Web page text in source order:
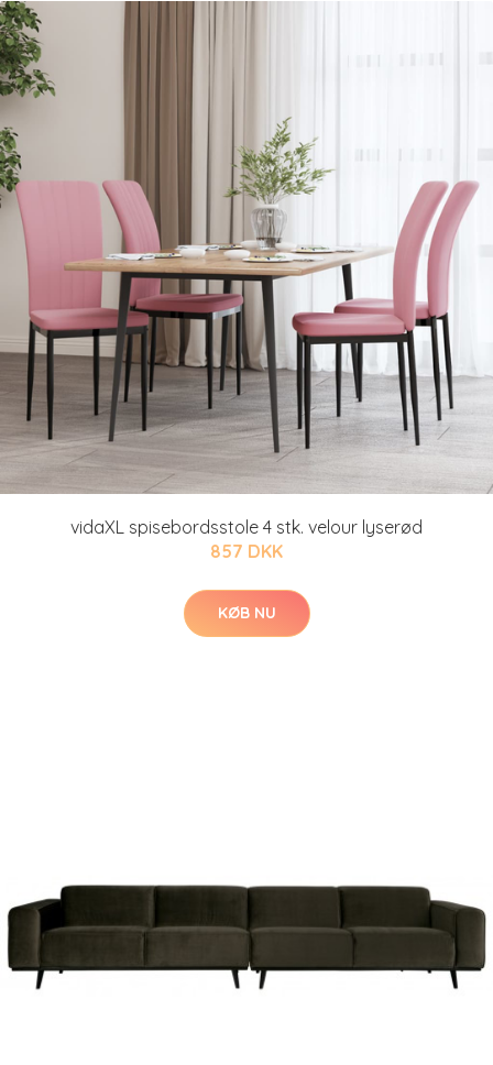
vidaXL spisebordsstole 4 stk. velour lyserød
857 DKK
KØB NU